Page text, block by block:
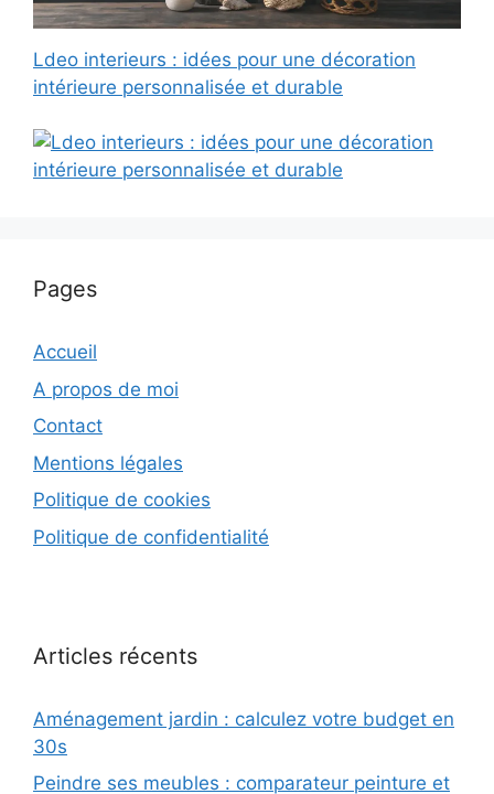
Ldeo interieurs : idées pour une décoration
intérieure personnalisée et durable
Pages
Accueil
A propos de moi
Contact
Mentions légales
Politique de cookies
Politique de confidentialité
Articles récents
Aménagement jardin : calculez votre budget en
30s
Peindre ses meubles : comparateur peinture et